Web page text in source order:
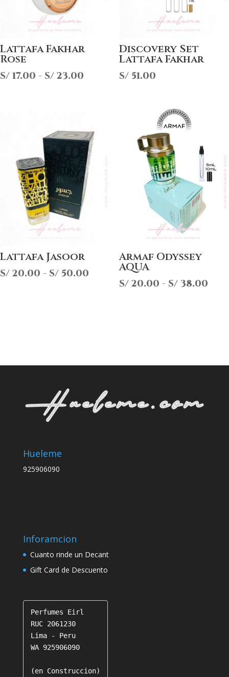
Lattafa Fakhar
Rose
S/ 17.00 - S/ 23.00
S/ 17.00
hasta
S/ 23.00
Discovery Set
Lattafa Fakhar
S/51.00
Lattafa Jasoor
S/ 20.00 - S/ 50.00 Rango
Armaf Odyssey
AQUA
S/20.00 - S/38.00
S/
Hueleme
925906090
Inforamcion
Cuanto rinde un Decant
Gift Card de Descuento
Perfumes Eirl
RUC 2061230
Lima - Peru
WA 925906090
(en Construccion)